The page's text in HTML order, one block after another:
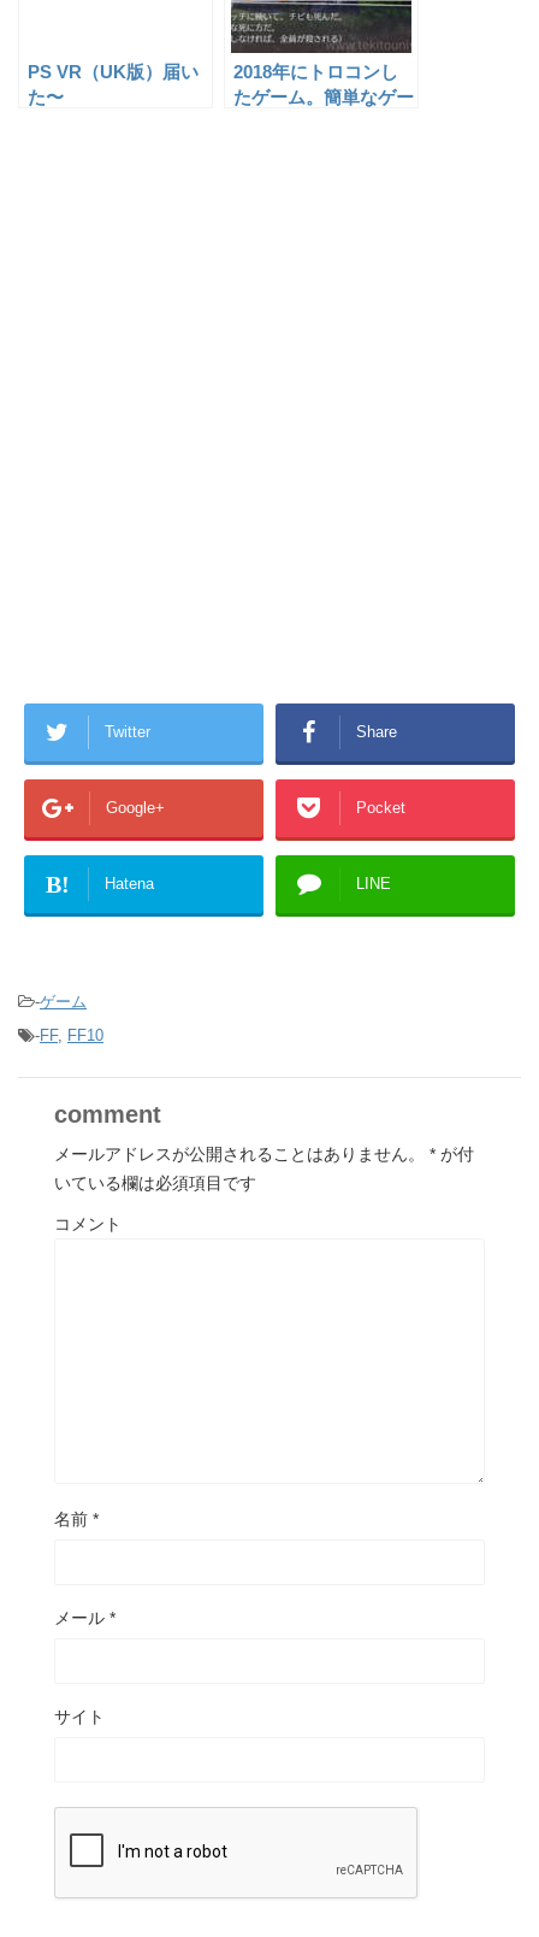
PS VR（UK版）届い
た〜
2018年にトロコンし
たゲーム。簡単なゲー
Twitter Share
Google+ Pocket
B! Hatena LINE
-ゲーム
-FF, FF10
comment
メールアドレスが公開されることはありません。 * が付
いている欄は必須項目です
コメント
名前 *
メール *
サイト